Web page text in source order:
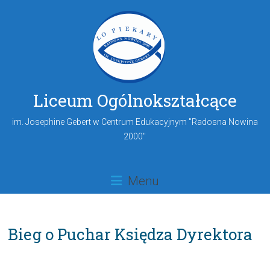
Liceum Ogólnokształcące
im. Josephine Gebert w Centrum Edukacyjnym "Radosna Nowina
2000"
Menu
Bieg o Puchar Księdza Dyrektora